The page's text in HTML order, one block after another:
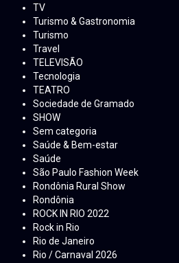
TV
Turismo & Gastronomia
Turismo
Travel
TELEVISÃO
Tecnologia
TEATRO
Sociedade de Gramado
SHOW
Sem categoria
Saúde & Bem-estar
Saúde
São Paulo Fashion Week
Rondônia Rural Show
Rondônia
ROCK IN RIO 2022
Rock in Rio
Rio de Janeiro
Rio / Carnaval 2026